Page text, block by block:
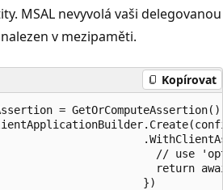
MSAL nevyvolá vaši delegovanou
v mezipaměti.
Kopírovat
=
// use
return
})